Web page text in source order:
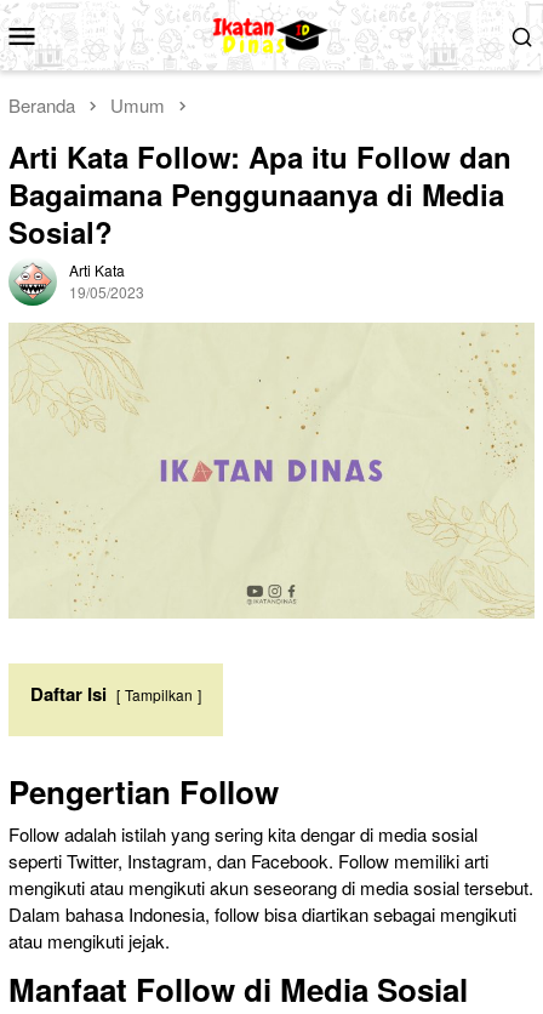
Loncat
ke
konten
Menu
Mobile
Beranda Umum
Arti Kata Follow: Apa itu Follow dan
Bagaimana Penggunaanya di Media
Sosial?
Arti Kata
19/05/2023
Daftar Isi Tampilkan
Pengertian Follow
Follow adalah istilah yang sering kita dengar di media sosial
seperti Twitter, Instagram, dan Facebook. Follow memiliki arti
mengikuti atau mengikuti akun seseorang di media sosial tersebut.
Dalam bahasa Indonesia, follow bisa diartikan sebagai mengikuti
atau mengikuti jejak.
Manfaat Follow di Media Sosial